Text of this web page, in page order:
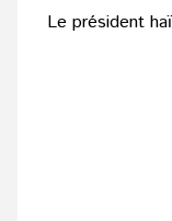
Le président